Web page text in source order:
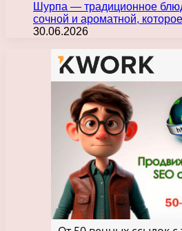
Шурпа — традиционное
сочной и ароматной,
30.06.2026